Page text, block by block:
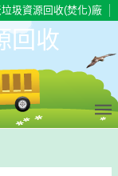
圾資源回收(焚化)廠
回收